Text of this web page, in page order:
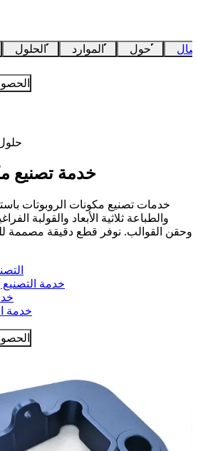
الحلول الموارد حول
خدمة تصنيع
وحقن القوالب. نوفر قطع دقيقة مصممة
خدمة
خدمة